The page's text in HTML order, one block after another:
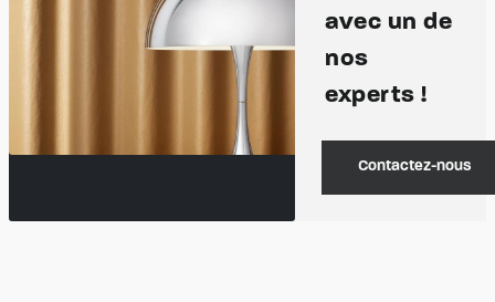
avec un de
nos
experts !
Contactez-nous